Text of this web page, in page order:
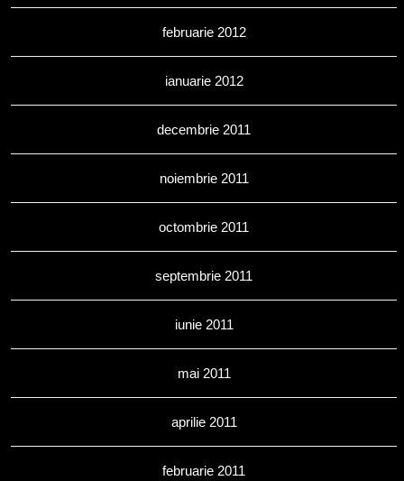
februarie 2012
ianuarie 2012
decembrie 2011
noiembrie 2011
octombrie 2011
septembrie 2011
iunie 2011
mai 2011
aprilie 2011
februarie 2011